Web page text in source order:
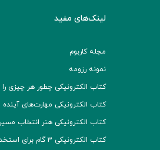
لینک‌های مفید
مجله کاربوم
نمونه رزومه
کتاب الکترونیکی چطور هر چیزی
کتاب الکترونیکی مهارت‌های آینده
کتاب الکترونیکی هنر انتخاب
کتاب الکترونیکی ۳ گام برای استخدام موفق